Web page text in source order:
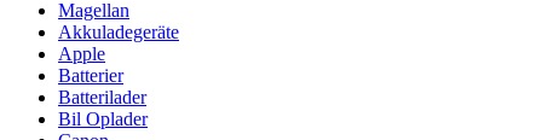
Magellan
Akkuladegeräte
Apple
Batterier
Batterilader
Bil Oplader